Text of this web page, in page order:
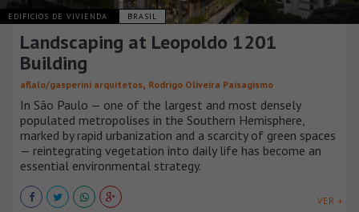
EDIFICIOS DE VIVIENDA BRASIL
Landscaping at Leopoldo 1201
Building
aflalo/gasperini arquitetos, Rodrigo Oliveira Paisagismo
In São Paulo — one of the largest and most densely
populated metropolises in the Southern Hemisphere,
marked by rapid urbanization and a scarcity of green spaces
— reintegrating vegetation into daily life has become an
essential environmental strategy.
VER +